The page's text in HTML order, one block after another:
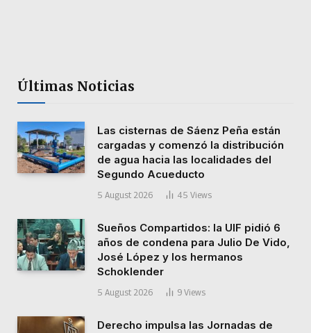
Últimas Noticias
Las cisternas de Sáenz Peña están
cargadas y comenzó la distribución
de agua hacia las localidades del
Segundo Acueducto
5 August 2026 45 Views
Sueños Compartidos: la UIF pidió 6
años de condena para Julio De Vido,
José López y los hermanos
Schoklender
5 August 2026 9 Views
Derecho impulsa las Jornadas de